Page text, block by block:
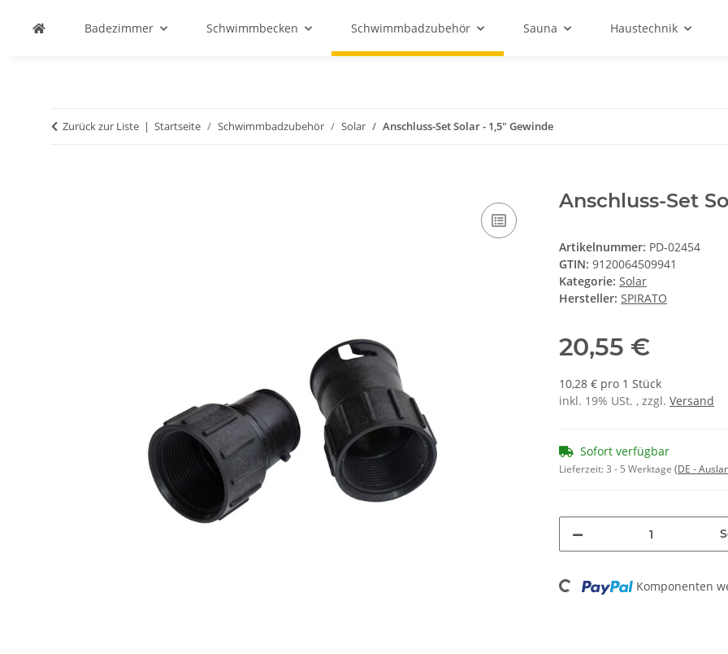
Badezimmer Schwimmbecken Schwimmbadzubehör Sauna Haustechnik
Zurück zur Liste Startseite Schwimmbadzubehör Solar Anschluss-Set Solar - 1,5" Gewinde
Anschluss-Set
Artikelnummer: PD-02454
GTIN: 9120064509941
Kategorie: Solar
Hersteller: SPIRATO
20,55 €
10,28 € pro 1 Stück
inkl. 19% USt. , zzgl. Versand
Sofort verfügbar
Lieferzeit:3 - 5 Werktage (DE -
Loading... Komponenten